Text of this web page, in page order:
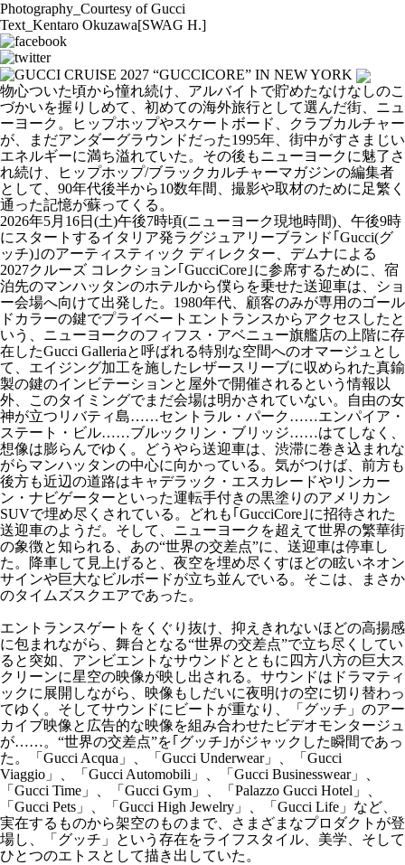
Photography_Courtesy of Gucci
Text_Kentaro Okuzawa[SWAG H.]
物心ついた頃から憧れ続け、アルバイトで貯めたなけなしのこ
づかいを握りしめて、初めての海外旅行として選んだ街、ニュ
ーヨーク。ヒップホップやスケートボード、クラブカルチャー
が、まだアンダーグラウンドだった1995年、街中がすさまじい
エネルギーに満ち溢れていた。その後もニューヨークに魅了さ
れ続け、ヒップホップ/ブラックカルチャーマガジンの編集者
として、90年代後半から10数年間、撮影や取材のために足繁く
通った記憶が蘇ってくる。
2026年5月16日(土)午後7時頃(ニューヨーク現地時間)、午後9時
にスタートするイタリア発ラグジュアリーブランド｢Gucci(グ
ッチ)｣のアーティスティック ディレクター、デムナによる
2027クルーズ コレクション｢GucciCore｣に参席するために、宿
泊先のマンハッタンのホテルから僕らを乗せた送迎車は、ショ
ー会場へ向けて出発した。1980年代、顧客のみが専用のゴール
ドカラーの鍵でプライベートエントランスからアクセスしたと
いう、ニューヨークのフィフス・アベニュー旗艦店の上階に存
在したGucci Galleriaと呼ばれる特別な空間へのオマージュとし
て、エイジング加工を施したレザースリーブに収められた真鍮
製の鍵のインビテーションと屋外で開催されるという情報以
外、このタイミングでまだ会場は明かされていない。自由の女
神が立つリバティ島……セントラル・パーク……エンパイア・
ステート・ビル……ブルックリン・ブリッジ……はてしなく、
想像は膨らんでゆく。どうやら送迎車は、渋滞に巻き込まれな
がらマンハッタンの中心に向かっている。気がつけば、前方も
後方も近辺の道路はキャデラック・エスカレードやリンカー
ン・ナビゲーターといった運転手付きの黒塗りのアメリカン
SUVで埋め尽くされている。どれも｢GucciCore｣に招待された
送迎車のようだ。そして、ニューヨークを超えて世界の繁華街
の象徴と知られる、あの“世界の交差点”に、送迎車は停車し
た。降車して見上げると、夜空を埋め尽くすほどの眩いネオン
サインや巨大なビルボードが立ち並んでいる。そこは、まさか
のタイムズスクエアであった。
エントランスゲートをくぐり抜け、抑えきれないほどの高揚感
に包まれながら、舞台となる“世界の交差点”で立ち尽くしてい
ると突如、アンビエントなサウンドとともに四方八方の巨大ス
クリーンに星空の映像が映し出される。サウンドはドラマティ
ックに展開しながら、映像もしだいに夜明けの空に切り替わっ
てゆく。そしてサウンドにビートが重なり、「グッチ」のアー
カイブ映像と広告的な映像を組み合わせたビデオモンタージュ
が……。“世界の交差点”を｢グッチ｣がジャックした瞬間であっ
た。「Gucci Acqua」、「Gucci Underwear」、「Gucci
Viaggio」、「Gucci Automobili」、「Gucci Businesswear」、
「Gucci Time」、「Gucci Gym」、「Palazzo Gucci Hotel」、
「Gucci Pets」、「Gucci High Jewelry」、「Gucci Life」など、
実在するものから架空のものまで、さまざまなプロダクトが登
場し、「グッチ」という存在をライフスタイル、美学、そして
ひとつのエトスとして描き出していた。